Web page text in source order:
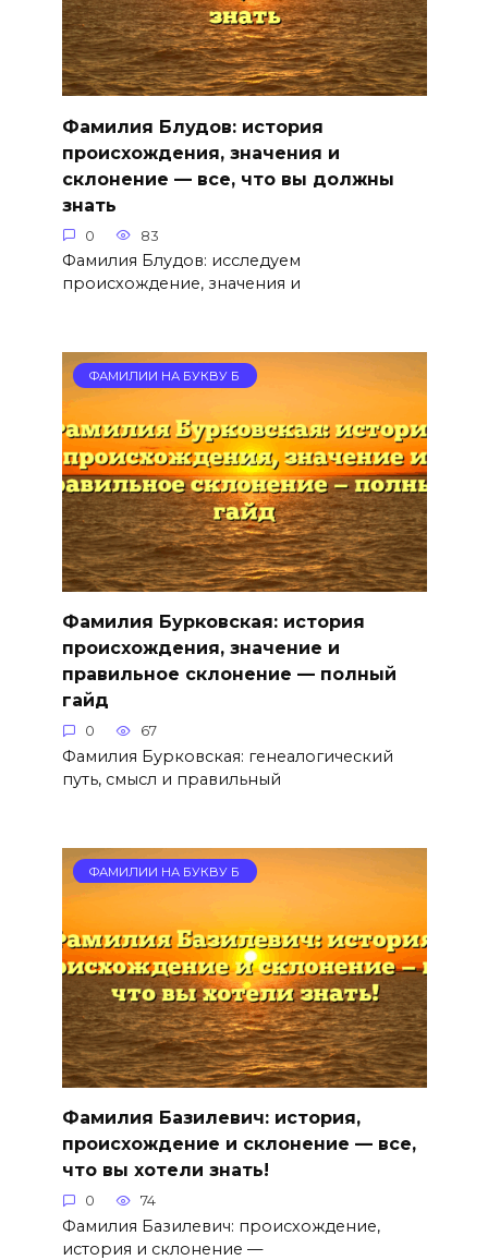
Фамилия Блудов: история
происхождения, значения и
склонение — все, что вы должны
знать
0 83
Фамилия Блудов: исследуем
происхождение, значения и
ФАМИЛИИ НА БУКВУ Б
Фамилия Бурковская: история
происхождения, значение и
правильное склонение — полный
гайд
0 67
Фамилия Бурковская: генеалогический
путь, смысл и правильный
ФАМИЛИИ НА БУКВУ Б
Фамилия Базилевич: история,
происхождение и склонение — все,
что вы хотели знать!
0 74
Фамилия Базилевич: происхождение,
история и склонение —